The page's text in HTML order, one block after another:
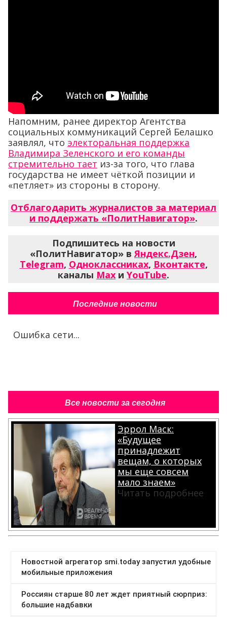
Напомним, ранее директор Агентства
социальных коммуникаций Сергей Белашко
заявлял, что электоральная поддержка
Владимира Зеленского и его команды
стремительно тает из-за того, что глава
государства не имеет чёткой позиции и
«петляет» из стороны в сторону.
Отблагодарить журналистов за материал
и поддержать «ПолитНавигатор».
Подпишитесь на новости
«ПолитНавигатор» вЯндекс.Дзен,
Telegram, Одноклассниках, Вконтакте,
каналы Max и YouTube.
Последние новости
Ошибка сети...
Все новости за сегодня
Эррол Маск:
«Будущее
принадлежит
вещам, о которых
мы еще совсем
мало знаем»
Читать подробнее